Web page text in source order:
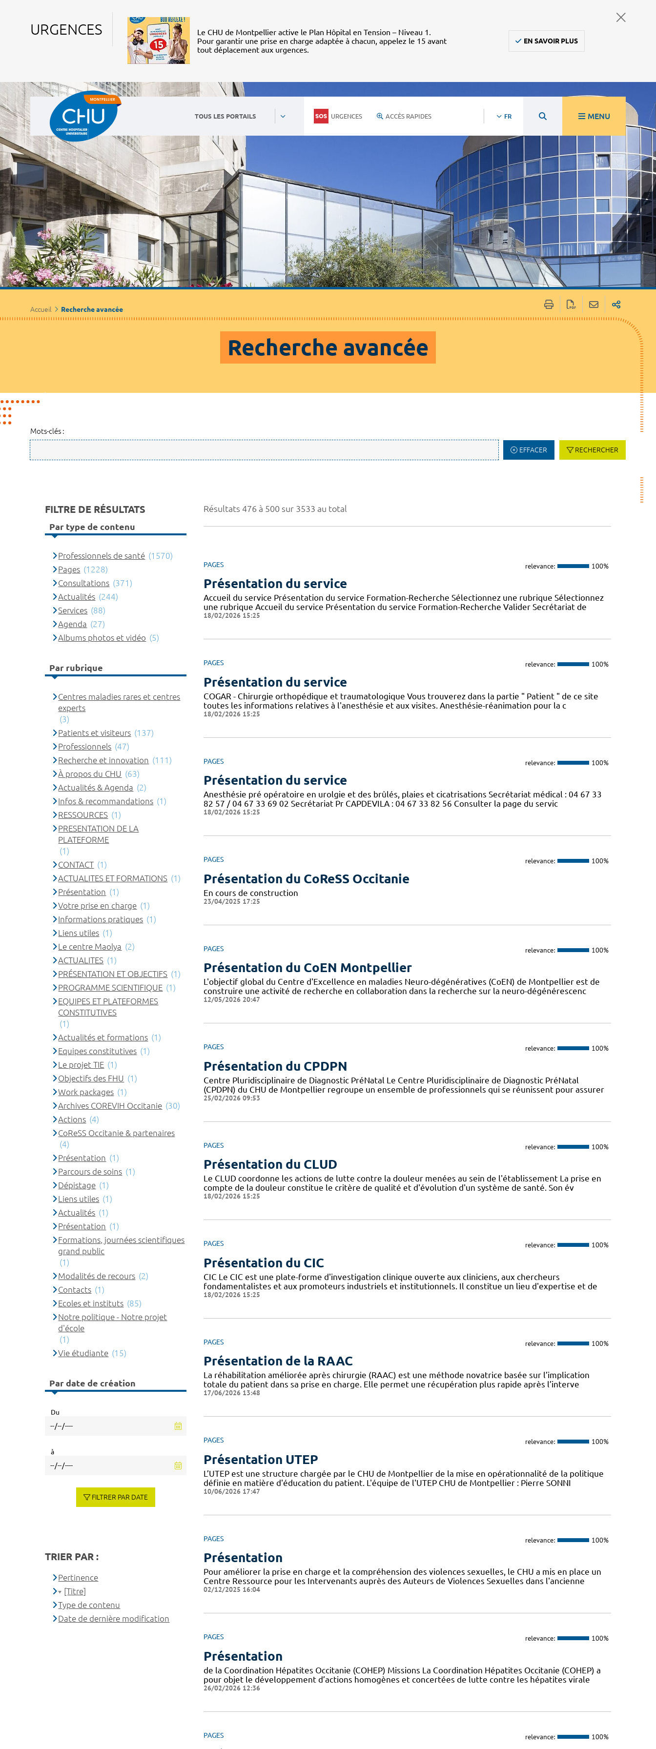
URGENCES
Le CHU de Montpellier active le Plan Hôpital en Tension – Niveau 1.
Pour garantir une prise en charge adaptée à chacun, appelez le 15 avant
tout déplacement aux urgences.
EN SAVOIR PLUS
TOUS LES PORTAILS URGENCES ACCÈS RAPIDES FR MENU
Accueil Recherche avancée
Recherche avancée
Mots-clés :
EFFACER RECHERCHER
Résultats 476 à 500 sur 3533 au total
PAGES relevance: 100%
Présentation du service
Accueil du service Présentation du service Formation-Recherche Sélectionnez une rubrique Sélectionnez
une rubrique Accueil du service Présentation du service Formation-Recherche Valider Secrétariat de
18/02/2026 15:25
PAGES relevance: 100%
Présentation du service
COGAR - Chirurgie orthopédique et traumatologique Vous trouverez dans la partie " Patient " de ce site
toutes les informations relatives à l'anesthésie et aux visites. Anesthésie-réanimation pour la c
18/02/2026 15:25
PAGES relevance: 100%
Présentation du service
Anesthésie pré opératoire en urolgie et des brûlés, plaies et cicatrisations Secrétariat médical : 04 67 33
82 57 / 04 67 33 69 02 Secrétariat Pr CAPDEVILA : 04 67 33 82 56 Consulter la page du servic
18/02/2026 15:25
PAGES relevance: 100%
Présentation du CoReSS Occitanie
En cours de construction
23/04/2025 17:25
PAGES relevance: 100%
Présentation du CoEN Montpellier
L'objectif global du Centre d'Excellence en maladies Neuro-dégénératives (CoEN) de Montpellier est de
construire une activité de recherche en collaboration dans la recherche sur la neuro-dégénérescenc
12/05/2026 20:47
PAGES relevance: 100%
Présentation du CPDPN
Centre Pluridisciplinaire de Diagnostic PréNatal Le Centre Pluridisciplinaire de Diagnostic PréNatal
(CPDPN) du CHU de Montpellier regroupe un ensemble de professionnels qui se réunissent pour assurer
25/02/2026 09:53
PAGES relevance: 100%
Présentation du CLUD
Le CLUD coordonne les actions de lutte contre la douleur menées au sein de l'établissement La prise en
compte de la douleur constitue le critère de qualité et d'évolution d'un système de santé. Son év
18/02/2026 15:25
PAGES relevance: 100%
Présentation du CIC
CIC Le CIC est une plate-forme d'investigation clinique ouverte aux cliniciens, aux chercheurs
fondamentalistes et aux promoteurs industriels et institutionnels. Il constitue un lieu d'expertise et de
18/02/2026 15:25
PAGES relevance: 100%
Présentation de la RAAC
La réhabilitation améliorée après chirurgie (RAAC) est une méthode novatrice basée sur l’implication
totale du patient dans sa prise en charge. Elle permet une récupération plus rapide après l’interve
17/06/2026 13:48
PAGES relevance: 100%
Présentation UTEP
L’UTEP est une structure chargée par le CHU de Montpellier de la mise en opérationnalité de la politique
définie en matière d'éducation du patient. L'équipe de l'UTEP CHU de Montpellier : Pierre SONNI
10/06/2026 17:47
PAGES relevance: 100%
Présentation
Pour améliorer la prise en charge et la compréhension des violences sexuelles, le CHU a mis en place un
Centre Ressource pour les Intervenants auprès des Auteurs de Violences Sexuelles dans l'ancienne
02/12/2025 16:04
PAGES relevance: 100%
Présentation
de la Coordination Hépatites Occitanie (COHEP) Missions La Coordination Hépatites Occitanie (COHEP) a
pour objet le développement d’actions homogènes et concertées de lutte contre les hépatites virale
26/02/2026 12:36
PAGES relevance: 100%
FILTRE DE RÉSULTATS
Par type de contenu
Professionnels de santé (1570)
Pages (1228)
Consultations (371)
Actualités (244)
Services (88)
Agenda (27)
Albums photos et vidéo (5)
Par rubrique
Centres maladies rares et centres
experts
(3)
Patients et visiteurs (137)
Professionnels (47)
Recherche et innovation (111)
À propos du CHU (63)
Actualités & Agenda (2)
Infos & recommandations (1)
RESSOURCES (1)
PRESENTATION DE LA
PLATEFORME
(1)
CONTACT (1)
ACTUALITES ET FORMATIONS (1)
Présentation (1)
Votre prise en charge (1)
Informations pratiques (1)
Liens utiles (1)
Le centre Maolya (2)
ACTUALITES (1)
PRÉSENTATION ET OBJECTIFS (1)
PROGRAMME SCIENTIFIQUE (1)
EQUIPES ET PLATEFORMES
CONSTITUTIVES
(1)
Actualités et formations (1)
Equipes constitutives (1)
Le projet TIE (1)
Objectifs des FHU (1)
Work packages (1)
Archives COREVIH Occitanie (30)
Actions (4)
CoReSS Occitanie & partenaires
(4)
Présentation (1)
Parcours de soins (1)
Dépistage (1)
Liens utiles (1)
Actualités (1)
Présentation (1)
Formations, journées scientifiques
grand public
(1)
Modalités de recours (2)
Contacts (1)
Ecoles et instituts (85)
Notre politique - Notre projet
d'école
(1)
Vie étudiante (15)
Par date de création
Du
à
FILTRER PAR DATE
TRIER PAR :
Pertinence
[Titre]
Type de contenu
Date de dernière modification